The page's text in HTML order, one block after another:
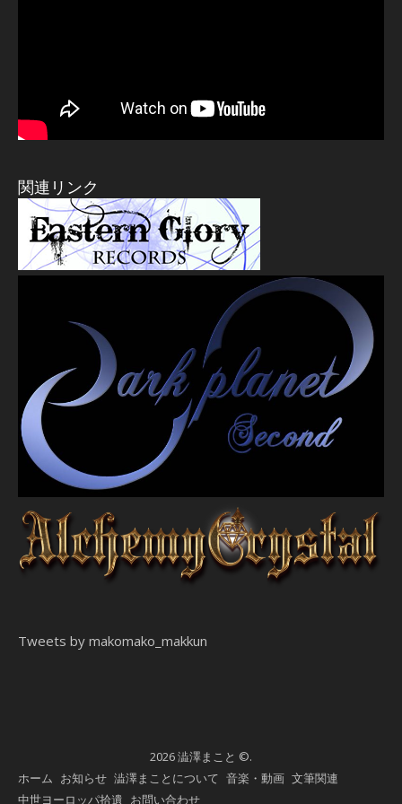
関連リンク
Tweets by makomako_makkun
2026 澁澤まこと ©.
ホーム お知らせ 澁澤まことについて 音楽・動画 文筆関連
中世ヨーロッパ拾遺 お問い合わせ